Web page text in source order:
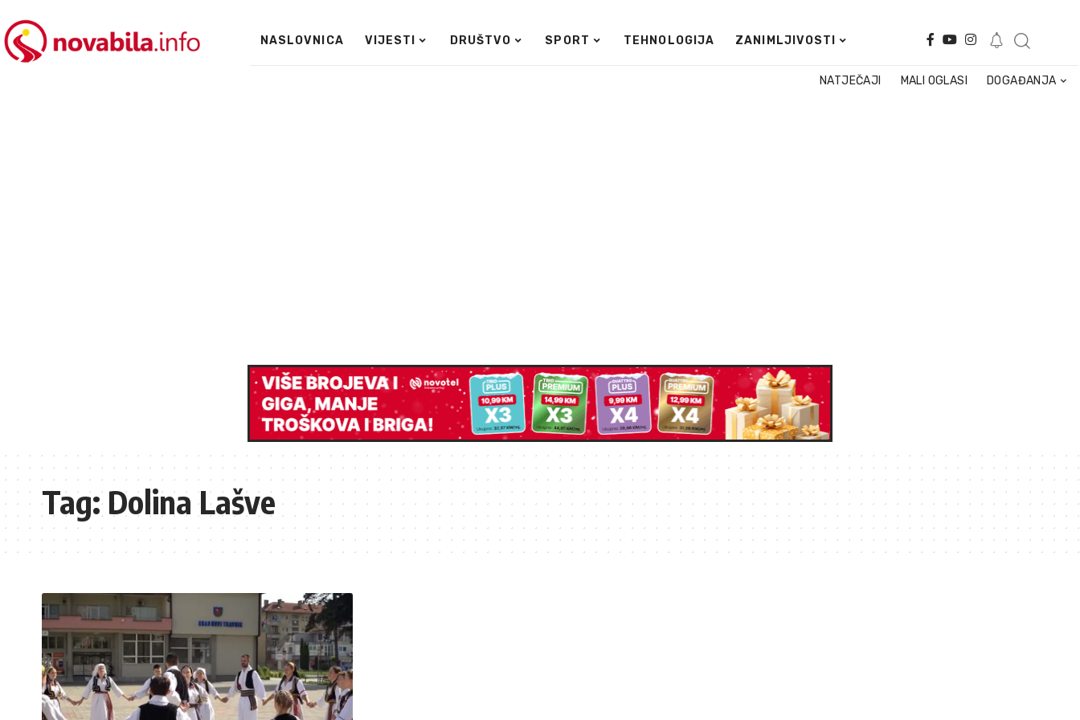
NASLOVNICA VIJESTI DRUŠTVO SPORT TEHNOLOGIJA ZANIMLJIVOSTI
NATJEČAJI MALI OGLASI DOGAĐANJA
Tag:Dolina Lašve